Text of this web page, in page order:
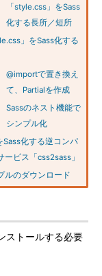
「style.css」をSass
化する長所／短所
」をSass化する
@importで置き換え
て、Partialを作成
Sassのネスト機能で
シンプル化
Sass化する逆コンパ
ービス「css2sass」
ルのダウンロード
ストールする必要